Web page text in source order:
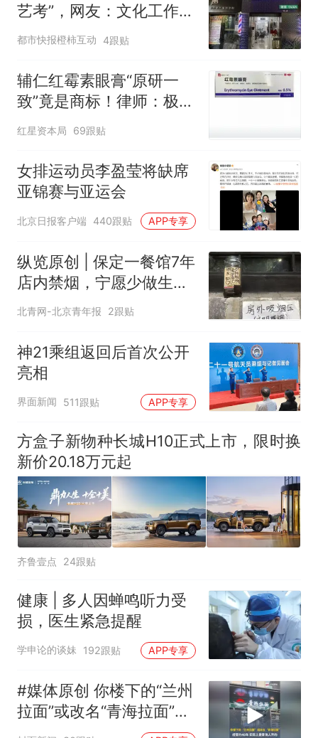
艺考”，网友：文化工作者
一定要有文化，这句话的
含金量还在持续上升
都市快报橙柿互动 4跟贴
辅仁红霉素眼膏“原研一
致”竟是商标！律师：极易
误导消费者，不妥
红星资本局 69跟贴
女排运动员李盈莹将缺席
亚锦赛与亚运会
北京日报客户端 440跟贴 APP专享
纵览原创 | 保定一餐馆7年
店内禁烟，宁愿少做生意
也决不妥协，店内清清爽
全民抵制室内吸烟
北青网-北京青年报 2跟贴
神21乘组返回后首次公开
亮相
界面新闻 511跟贴 APP专享
方盒子新物种长城H10正式上市，限时换
新价20.18万元起
齐鲁壹点 24跟贴
健康 | 多人因蝉鸣听力受
损，医生紧急提醒
学申论的谈妹 192跟贴 APP专享
#媒体原创 你楼下的“兰州
拉面”或改名“青海拉面”，
经营约40年，实际上是青